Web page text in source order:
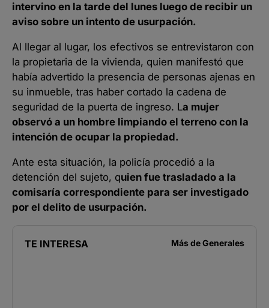
intervino en la tarde del lunes luego de recibir un
aviso sobre un intento de usurpación.
Al llegar al lugar, los efectivos se entrevistaron con
la propietaria de la vivienda, quien manifestó que
había advertido la presencia de personas ajenas en
su inmueble, tras haber cortado la cadena de
seguridad de la puerta de ingreso. La mujer
observó a un hombre limpiando el terreno con la
intención de ocupar la propiedad.
Ante esta situación, la policía procedió a la
detención del sujeto, quien fue trasladado a la
comisaría correspondiente para ser investigado
por el delito de usurpación.
TE INTERESA Más deGenerales